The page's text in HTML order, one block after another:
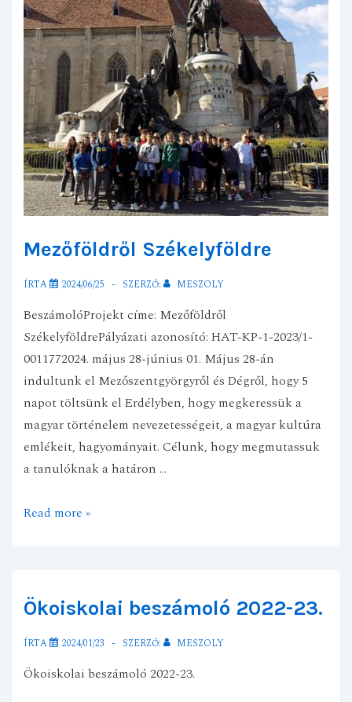
Mezőföldről Székelyföldre
ÍRTA 2024/06/25 SZERZŐ: MESZOLY
BeszámolóProjekt címe: Mezőföldről
SzékelyföldrePályázati azonosító: HAT-KP-1-2023/1-
0011772024. május 28-június 01. Május 28-án
indultunk el Mezőszentgyörgyről és Dégről, hogy 5
napot töltsünk el Erdélyben, hogy megkeressük a
magyar történelem nevezetességeit, a magyar kultúra
emlékeit, hagyományait. Célunk, hogy megmutassuk
a tanulóknak a határon …
Mezőföldről
Read more »
Ökoiskolai beszámoló 2022-23.
ÍRTA 2024/01/23 SZERZŐ: MESZOLY
Ökoiskolai beszámoló 2022-23.